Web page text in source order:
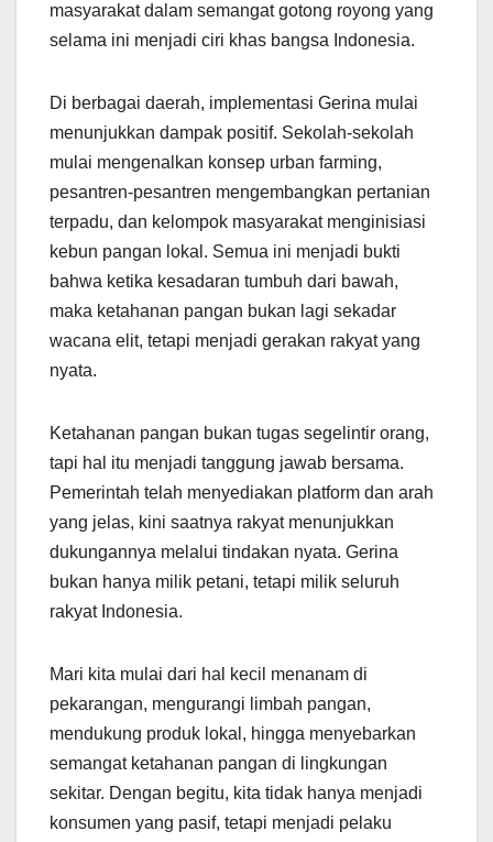
masyarakat dalam semangat gotong royong yang
selama ini menjadi ciri khas bangsa Indonesia.
Di berbagai daerah, implementasi Gerina mulai
menunjukkan dampak positif. Sekolah-sekolah
mulai mengenalkan konsep urban farming,
pesantren-pesantren mengembangkan pertanian
terpadu, dan kelompok masyarakat menginisiasi
kebun pangan lokal. Semua ini menjadi bukti
bahwa ketika kesadaran tumbuh dari bawah,
maka ketahanan pangan bukan lagi sekadar
wacana elit, tetapi menjadi gerakan rakyat yang
nyata.
Ketahanan pangan bukan tugas segelintir orang,
tapi hal itu menjadi tanggung jawab bersama.
Pemerintah telah menyediakan platform dan arah
yang jelas, kini saatnya rakyat menunjukkan
dukungannya melalui tindakan nyata. Gerina
bukan hanya milik petani, tetapi milik seluruh
rakyat Indonesia.
Mari kita mulai dari hal kecil menanam di
pekarangan, mengurangi limbah pangan,
mendukung produk lokal, hingga menyebarkan
semangat ketahanan pangan di lingkungan
sekitar. Dengan begitu, kita tidak hanya menjadi
konsumen yang pasif, tetapi menjadi pelaku